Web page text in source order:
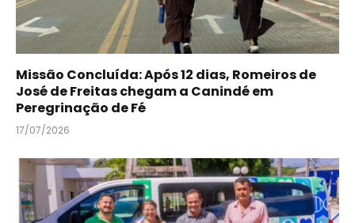
Missão Concluída: Após 12 dias, Romeiros de
José de Freitas chegam a Canindé em
Peregrinação de Fé
17/07/2026